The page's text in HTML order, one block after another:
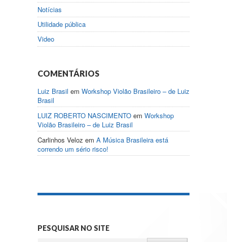
Notícias
Utilidade pública
Video
COMENTÁRIOS
Luiz Brasil em Workshop Violão Brasileiro – de Luiz
Brasil
LUIZ ROBERTO NASCIMENTO em Workshop
Violão Brasileiro – de Luiz Brasil
Carlinhos Veloz em A Música Brasileira está
correndo um sério risco!
PESQUISAR NO SITE